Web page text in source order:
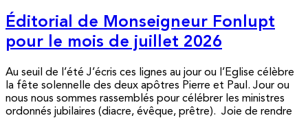
Éditorial de Monseigneur Fonlupt
pour le mois de juillet 2026
Au seuil de l’été J’écris ces lignes au jour ou l’Eglise célèbre
la fête solennelle des deux apôtres Pierre et Paul. Jour ou
nous nous sommes rassemblés pour célébrer les ministres
ordonnés jubilaires (diacre, évêque, prêtre). Joie de rendre